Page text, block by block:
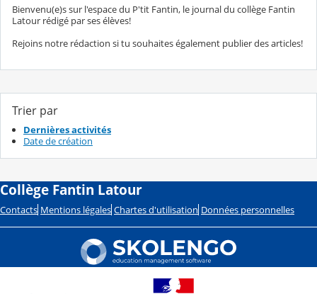
Bienvenu(e)s sur l'espace du P'tit Fantin, le journal du collège Fantin
Latour rédigé par ses élèves!
Rejoins notre rédaction si tu souhaites également publier des articles!
Trier par
Dernières activités
Date de création
Collège Fantin Latour
Contacts Mentions légales Chartes d'utilisation Données personnelles